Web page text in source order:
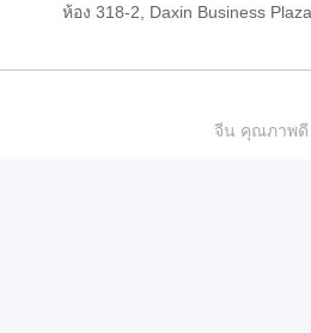
ห้อง 318-2, Daxin Business
จีน คุณภาพดี